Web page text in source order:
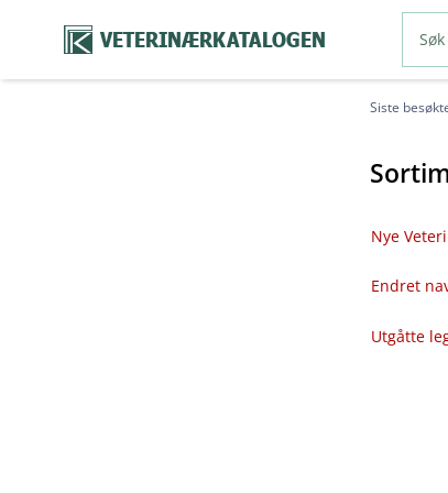
VETERINÆRKATALOGEN
Siste
Nye
Endret
Utgåtte